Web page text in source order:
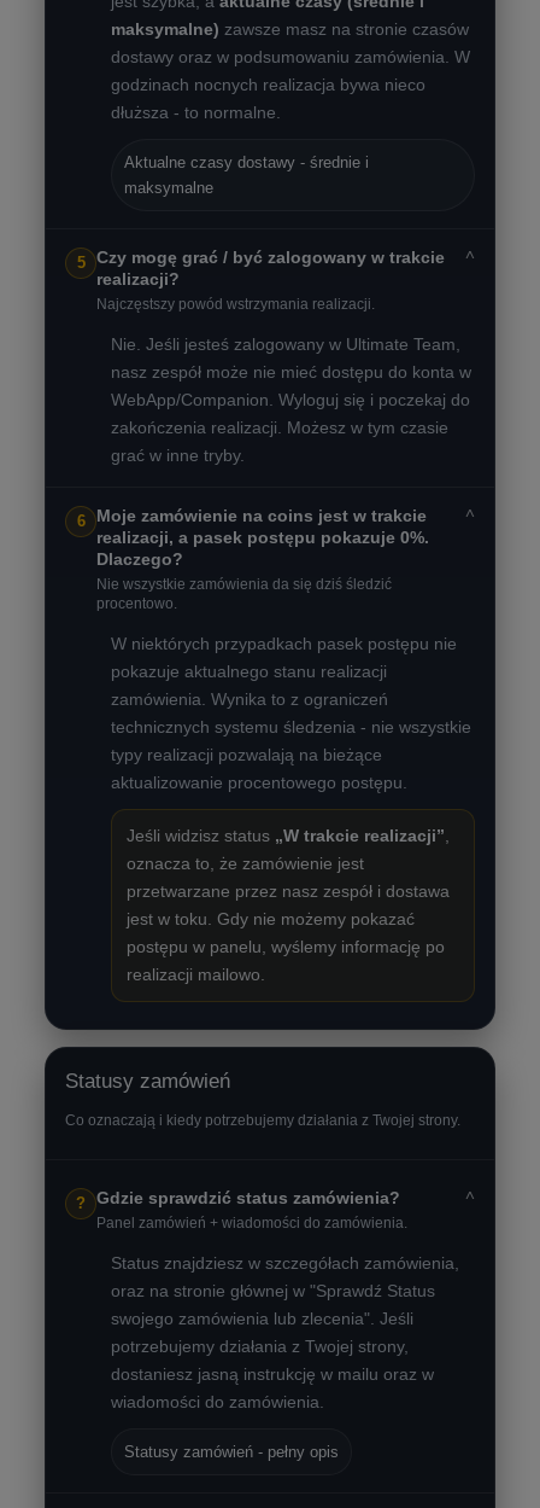
maksymalne) zawsze masz na stronie czasów
dostawy oraz w podsumowaniu zamówienia. W
godzinach nocnych realizacja bywa nieco
dłuższa - to normalne.
Aktualne czasy dostawy - średnie i
maksymalne
5
Czy mogę grać / być zalogowany w trakcie
realizacji?
Najczęstszy powód wstrzymania realizacji.
˅
Nie. Jeśli jesteś zalogowany w Ultimate Team,
nasz zespół może nie mieć dostępu do konta w
WebApp/Companion. Wyloguj się i poczekaj do
zakończenia realizacji. Możesz w tym czasie
grać w inne tryby.
6
Moje zamówienie na coins jest w trakcie
realizacji, a pasek postępu pokazuje 0%.
Dlaczego?
Nie wszystkie zamówienia da się dziś śledzić
procentowo.
˅
W niektórych przypadkach pasek postępu nie
pokazuje aktualnego stanu realizacji
zamówienia. Wynika to z ograniczeń
technicznych systemu śledzenia - nie wszystkie
typy realizacji pozwalają na bieżące
aktualizowanie procentowego postępu.
Jeśli widzisz status „W trakcie realizacji”
oznacza to, że zamówienie jest
przetwarzane przez nasz zespół i dostawa
jest w toku. Gdy nie możemy pokazać
postępu w panelu, wyślemy informację po
realizacji mailowo.
Statusy zamówień
Co oznaczają i kiedy potrzebujemy działania z Twojej strony.
? Gdzie sprawdzić status zamówienia?
Panel zamówień + wiadomości do zamówienia.
˅
Status znajdziesz w szczegółach zamówienia,
oraz na stronie głównej w "Sprawdź Status
swojego zamówienia lub zlecenia". Jeśli
potrzebujemy działania z Twojej strony,
dostaniesz jasną instrukcję w mailu oraz w
wiadomości do zamówienia.
Statusy zamówień - pełny opis